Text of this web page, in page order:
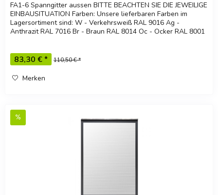
FA1-6 Spanngitter aussen BITTE BEACHTEN SIE DIE JEWEILIGE
EINBAUSITUATION Farben: Unsere lieferbaren Farben im
Lagersortiment sind: W - Verkehrsweiß RAL 9016 Ag -
Anthrazit RAL 7016 Br - Braun RAL 8014 Oc - Ocker RAL 8001
83,30 € * 110,50 € *
Merken